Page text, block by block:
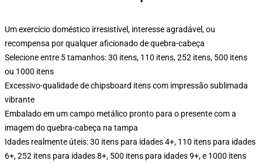
Um exercício doméstico irresistível, interesse agradável, ou
recompensa por qualquer aficionado de quebra-cabeça
Selecione entre 5 tamanhos: 30 itens, 110 itens, 252 itens, 500 itens
ou 1000 itens
Excessivo-qualidade de chipsboard itens com impressão sublimada
vibrante
Embalado em um campo metálico pronto para o presente com a
imagem do quebra-cabeça na tampa
Idades realmente úteis: 30 itens para idades 4+, 110 itens para idades
6+, 252 itens para idades 8+, 500 itens para idades 9+, e 1000 itens